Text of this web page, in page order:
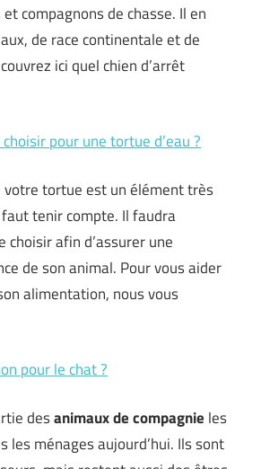
compagnons de chasse. Il en
de race continentale et de
ici quel chien d’arrêt
pour une tortue d’eau ?
votre tortue est un élément très
tenir compte. Il faudra
choisir afin d’assurer une
de son animal. Pour vous aider
alimentation, nous vous
pour le chat ?
desanimaux de compagnie les
les ménages aujourd’hui. Ils sont